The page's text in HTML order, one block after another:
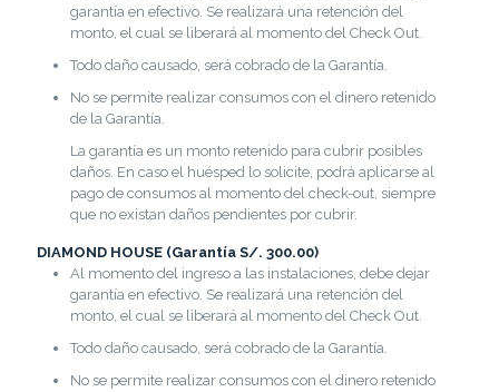
garantía en efectivo. Se realizará una retención del
monto, el cual se liberará al momento del Check Out.
Todo daño causado, será cobrado de la Garantía.
No se permite realizar consumos con el dinero retenido
de la Garantía.
La garantía es un monto retenido para cubrir posibles
daños. En caso el huésped lo solicite, podrá aplicarse al
pago de consumos al momento del check-out, siempre
que no existan daños pendientes por cubrir.
DIAMOND HOUSE (Garantía S/. 300.00)
Al momento del ingreso a las instalaciones, debe dejar
garantía en efectivo. Se realizará una retención del
monto, el cual se liberará al momento del Check Out.
Todo daño causado, será cobrado de la Garantía.
No se permite realizar consumos con el dinero retenido